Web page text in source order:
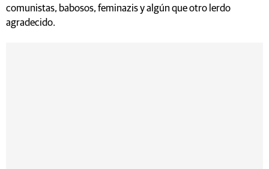
comunistas, babosos, feminazis y algún que otro lerdo
agradecido.